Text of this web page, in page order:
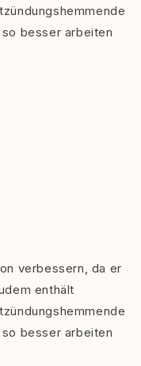
besser arbeiten
verbessern, da er
enthält
besser arbeiten